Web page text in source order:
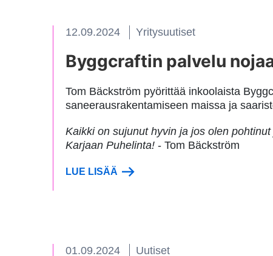
12.09.2024 Yritysuutiset
Byggcraftin palvelu
Tom Bäckström pyörittää inkoolaista
saneerausrakentamiseen maissa ja
Kaikki on sujunut hyvin ja jos olen
Karjaan Puhelinta! - Tom Bäckström
LUE LISÄÄ
01.09.2024 Uutiset